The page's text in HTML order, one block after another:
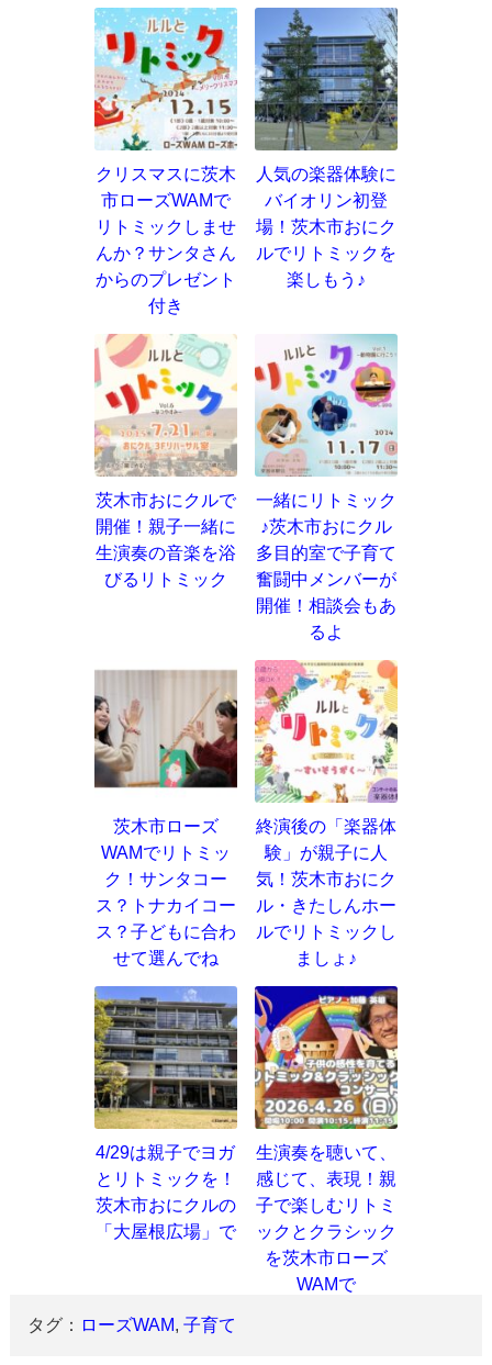
クリスマスに茨木
市ローズWAMで
リトミックしませ
んか？サンタさん
からのプレゼント
付き
人気の楽器体験に
バイオリン初登
場！茨木市おにク
ルでリトミックを
楽しもう♪
茨木市おにクルで
開催！親子一緒に
生演奏の音楽を浴
びるリトミック
一緒にリトミック
♪茨木市おにクル
多目的室で子育て
奮闘中メンバーが
開催！相談会もあ
るよ
茨木市ローズ
WAMでリトミッ
ク！サンタコー
ス？トナカイコー
ス？子どもに合わ
せて選んでね
終演後の「楽器体
験」が親子に人
気！茨木市おにク
ル・きたしんホー
ルでリトミックし
ましょ♪
4/29は親子でヨガ
とリトミックを！
茨木市おにクルの
「大屋根広場」で
生演奏を聴いて、
感じて、表現！親
子で楽しむリトミ
ックとクラシック
を茨木市ローズ
WAMで
タグ： ローズWAM,子育て